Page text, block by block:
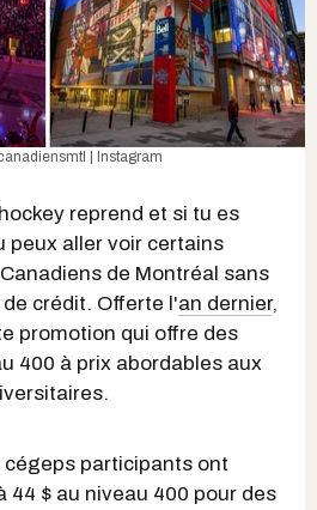
| Instagram
reprend et si tu es
peux aller voir certains
de Montréal sans
crédit. Offerte l'an dernier,
promotion qui offre des
400 à prix abordables aux
cégeps participants ont
44 $ au niveau 400 pour des